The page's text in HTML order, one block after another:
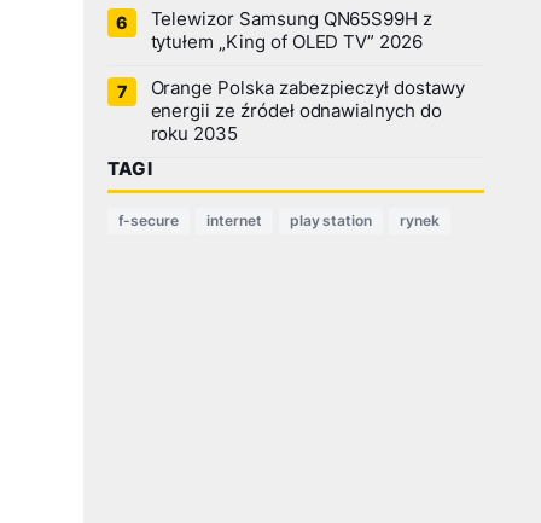
Telewizor Samsung QN65S99H z
tytułem „King of OLED TV” 2026
Orange Polska zabezpieczył dostawy
energii ze źródeł odnawialnych do
roku 2035
TAGI
f-secure internet play station rynek